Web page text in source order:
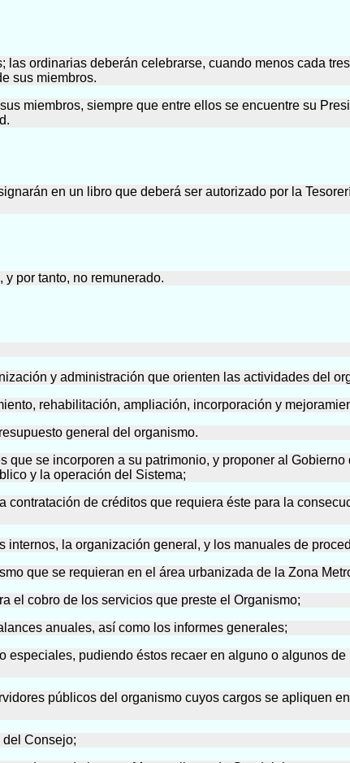
ordinarias deberán celebrarse, cuando menos cada
sus miembros.
miembros, siempre que entre ellos se encuentre su
en un libro que deberá ser autorizado por la
por tanto, no remunerado.
y administración que orienten las actividades del
rehabilitación, ampliación, incorporación y
general del organismo.
que se incorporen a su patrimonio, y proponer al
y la operación del Sistema;
de créditos que requiera éste para la
la organización general, y los manuales de
que se requieran en el área urbanizada de la Zona
el cobro de los servicios que preste el Organismo;
anuales, así como los informes generales;
especiales, pudiendo éstos recaer en alguno o algunos
públicos del organismo cuyos cargos se apliquen
del Consejo;